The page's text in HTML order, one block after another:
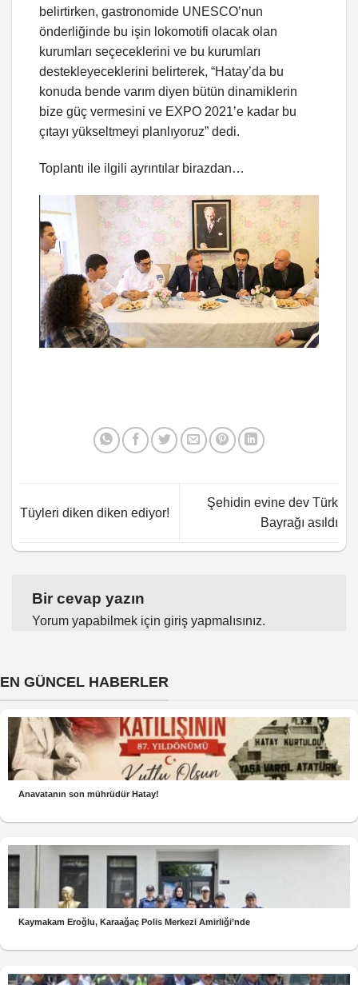
belirtirken, gastronomide UNESCO’nun
önderliğinde bu işin lokomotifi olacak olan
kurumları seçeceklerini ve bu kurumları
destekleyeceklerini belirterek, “Hatay’da bu
konuda bende varım diyen bütün dinamiklerin
bize güç vermesini ve EXPO 2021’e kadar bu
çıtayı yükseltmeyi planlıyoruz” dedi.
Toplantı ile ilgili ayrıntılar birazdan…
Tüyleri diken diken ediyor!
Şehidin evine dev Türk
Bayrağı asıldı
Bir cevap yazın
Yorum yapabilmek için giriş yapmalısınız.
EN GÜNCEL HABERLER
Anavatanın son mührüdür Hatay!
Kaymakam Eroğlu, Karaağaç Polis Merkezi Amirliği’nde